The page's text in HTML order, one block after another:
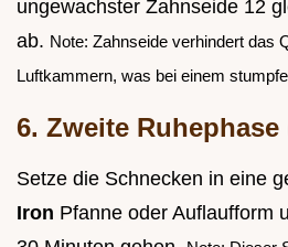
ungewachster Zahnseide 12
ab. Note: Zahnseide verhindert das
Luftkammern, was bei einem
6. Zweite
Setze die Schnecken in eine
Iron Pfanne oder Auflaufform